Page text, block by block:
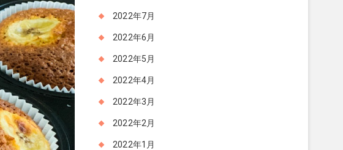
2022年7月
2022年6月
2022年5月
2022年4月
2022年3月
2022年2月
2022年1月